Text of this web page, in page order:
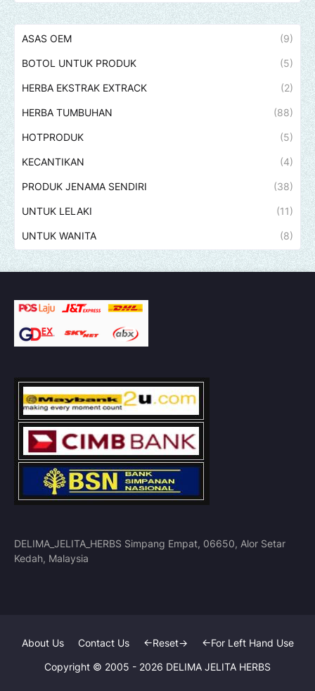
ASAS OEM (9)
BOTOL UNTUK PRODUK (5)
HERBA EKSTRAK EXTRACK (2)
HERBA TUMBUHAN (88)
HOTPRODUK (5)
KECANTIKAN (4)
PRODUK JENAMA SENDIRI (38)
UNTUK LELAKI (11)
UNTUK WANITA (8)
DELIMA_JELITA_HERBS Simpang Empat, 06650, Alor Setar
Kedah, Malaysia
Copyright © 2005 - 2026 DELIMA JELITA HERBS
About Us Contact Us <-Reset-> <-For Left Hand Use